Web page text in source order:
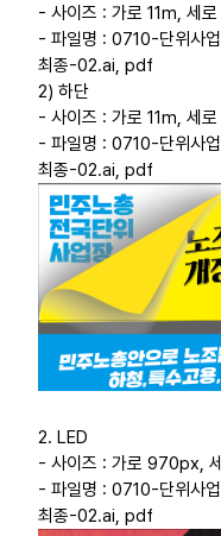
- 사이즈 : 가로 11m, 세
- 파일명 : 0710-단위사
최종-02.ai, pdf
2) 하단
- 사이즈 : 가로 11m, 세
- 파일명 : 0710-단위사
최종-02.ai, pdf
2. LED
- 사이즈 : 가로 970px,
- 파일명 : 0710-단위사
최종-02.ai, pdf